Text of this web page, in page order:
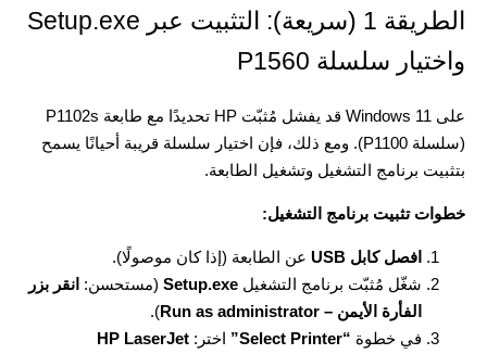
الطريقة 1 (سريعة): التثبيت عبر Setup.exe
واختيار سلسلة P1560
على Windows 11 قد يفشل مُثبّت HP تحديدًا مع طابعة P1102s
(سلسلة P1100). ومع ذلك، فإن اختيار سلسلة قريبة أحيانًا يسمح
بتثبيت برنامج التشغيل وتشغيل الطابعة.
خطوات تثبيت برنامج التشغيل:
افصل كابل USB
عن الطابعة (إذا كان موصولًا).
شغّل مُثبّت برنامج التشغيل Setup.exe (مستحسن: انقر بزر
الفأرة الأيمن – Run as administrator
).
في خطوة “Select Printer” اختر: HP LaserJet